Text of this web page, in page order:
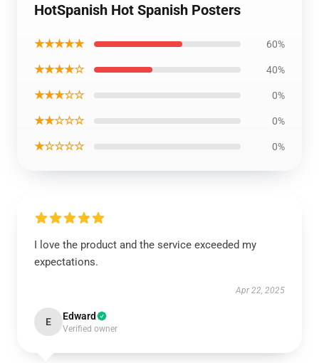
HotSpanish Hot Spanish Posters
★★★★★ 60%
★★★★☆ 40%
★★★☆☆ 0%
★★☆☆☆ 0%
★☆☆☆☆ 0%
I love the product and the service exceeded my
expectations.
Apr 22, 2025
E Edward
Verified owner